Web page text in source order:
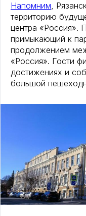
Напомним,
территорию
центра «Россия».
примыкающий к
продолжением
«Россия». Гости
достижениях и
большой